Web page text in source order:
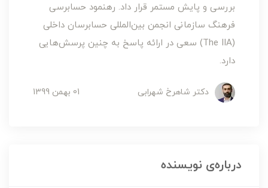
بررسی و پایش مستمر قرار داد. رهنمود حسابرسی
فرهنگ سازمانی انجمن بین‌المللی حسابرسان داخلی
(The IIA) سعی در ارائه پاسخ به چنین پرسش‌هایی
دارد.
دکتر شاهرخ شهرابی 01 بهمن 1399
درباره‌ی نویسنده